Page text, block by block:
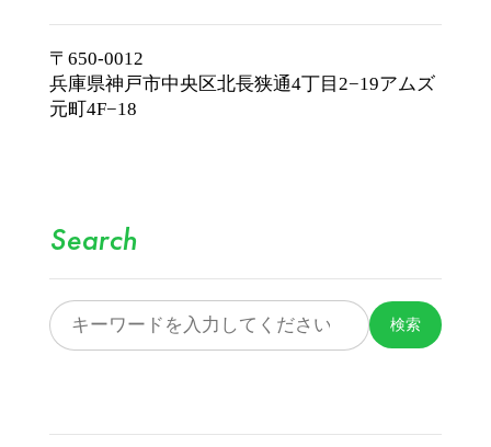
〒650-0012
兵庫県神戸市中央区北長狭通4丁目2−19アムズ
元町4F−18
Search
検索